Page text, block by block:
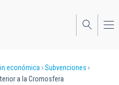
económica
Subvenciones
a la Cromosfera